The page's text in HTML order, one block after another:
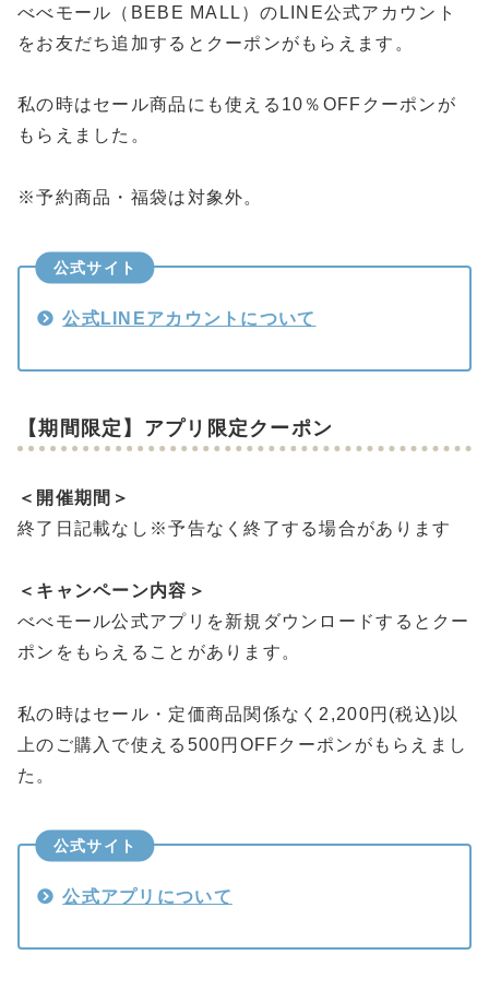
べべモール（BEBE MALL）のLINE公式アカウント
をお友だち追加するとクーポンがもらえます。
私の時はセール商品にも使える10％OFFクーポンが
もらえました。
※予約商品・福袋は対象外。
公式サイト
公式LINEアカウントについて
【期間限定】アプリ限定クーポン
＜開催期間＞
終了日記載なし※予告なく終了する場合があります
＜キャンペーン内容＞
べべモール公式アプリを新規ダウンロードするとクー
ポンをもらえることがあります。
私の時はセール・定価商品関係なく2,200円(税込)以
上のご購入で使える500円OFFクーポンがもらえまし
た。
公式サイト
公式アプリについて